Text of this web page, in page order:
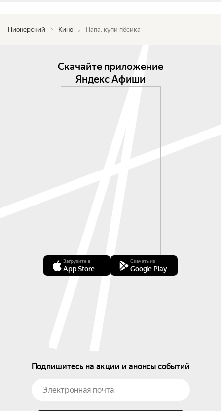
Пионерский Кино Папа, купи пёсика
Скачайте приложение
Яндекс Афиши
Загрузите в
App Store
Скачать из
Google Play
Подпишитесь на акции и анонсы событий